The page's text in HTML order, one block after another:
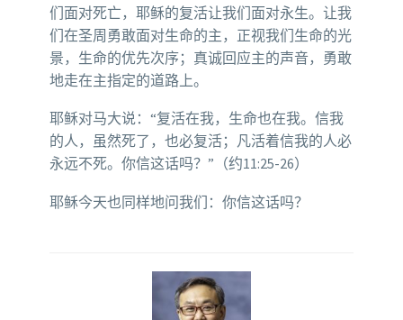
们面对死亡，耶稣的复活让我们面对永生。让我
们在圣周勇敢面对生命的主，正视我们生命的光
景，生命的优先次序；真诚回应主的声音，勇敢
地走在主指定的道路上。
耶稣对马大说：“复活在我，生命也在我。信我
的人，虽然死了，也必复活；凡活着信我的人必
永远不死。你信这话吗？”（约11:25-26）
耶稣今天也同样地问我们：你信这话吗？